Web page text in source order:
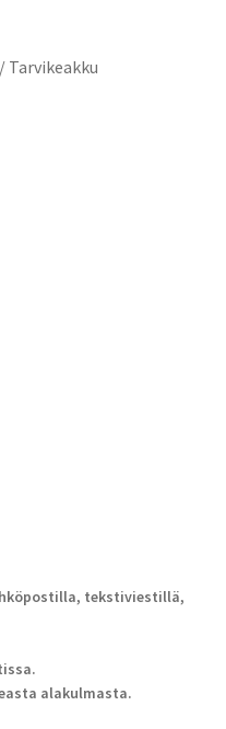
Tarvikeakku
tekstiviestillä,
alakulmasta.